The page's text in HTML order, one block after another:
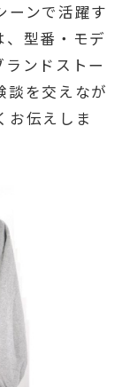
ーンで活躍す
、型番・モデ
ンドストー
談を交えなが
お伝えしま